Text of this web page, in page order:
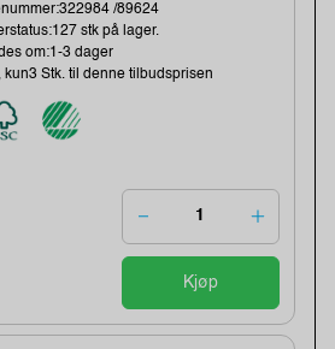
/89624
stk på lager.
om:1-3 dager
kun3 Stk. til denne tilbudsprisen
Kjøp